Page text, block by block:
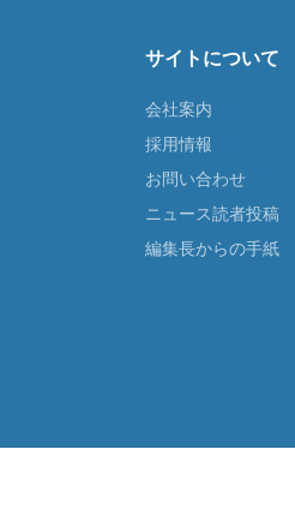
サイトについて
会社案内
採用情報
お問い合わせ
ニュース読者投稿
編集長からの手紙